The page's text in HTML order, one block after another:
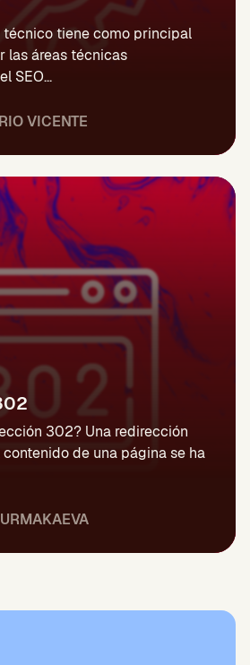
técnico tiene como principal
las áreas técnicas
SEO...
VICENTE
302? Una redirección
de una página se ha